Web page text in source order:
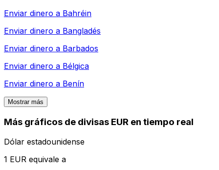
Enviar dinero a Bahréin
Enviar dinero a Bangladés
Enviar dinero a Barbados
Enviar dinero a Bélgica
Enviar dinero a Benín
Mostrar más
Más gráficos de divisas EUR en tiempo real
Dólar estadounidense
1 EUR equivale a